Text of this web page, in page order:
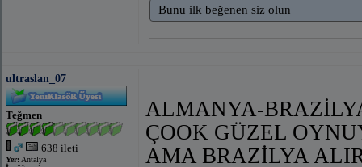
Bunu ilk beğenen siz olun
ultraslan_07
Teğmen
638 ileti
Yer: Antalya
ALMANYA-
ÇOOK GÜZEL
AMA BRAZİLYA